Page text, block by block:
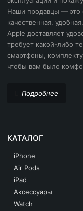
Наши продавцы — это
качественная,
Apple доставляет
требует какой-либо
смартфоны,
чтобы вам было
Подробнее
КАТАЛОГ
iPhone
Air Pods
iPad
Аксессуары
Watch